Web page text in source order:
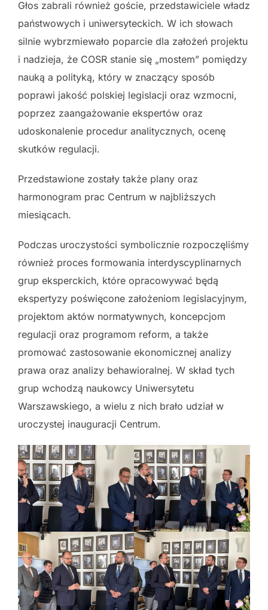
Głos zabrali również goście, przedstawiciele władz
państwowych i uniwersyteckich. W ich słowach
silnie wybrzmiewało poparcie dla założeń projektu
i nadzieja, że COSR stanie się „mostem” pomiędzy
nauką a polityką, który w znaczący sposób
poprawi jakość polskiej legislacji oraz wzmocni,
poprzez zaangażowanie ekspertów oraz
udoskonalenie procedur analitycznych, ocenę
skutków regulacji.
Przedstawione zostały także plany oraz
harmonogram prac Centrum w najbliższych
miesiącach.
Podczas uroczystości symbolicznie rozpoczęliśmy
również proces formowania interdyscyplinarnych
grup eksperckich, które opracowywać będą
ekspertyzy poświęcone założeniom legislacyjnym,
projektom aktów normatywnych, koncepcjom
regulacji oraz programom reform, a także
promować zastosowanie ekonomicznej analizy
prawa oraz analizy behawioralnej. W skład tych
grup wchodzą naukowcy Uniwersytetu
Warszawskiego, a wielu z nich brało udział w
uroczystej inauguracji Centrum.